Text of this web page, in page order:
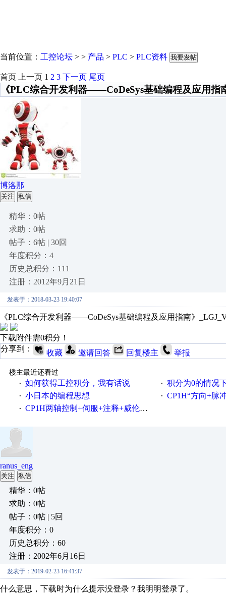
当前位置： 工控论坛 > > 产品 > PLC > PLC资料 我要发帖
首页 上一页 1 2 3 下一页 尾页
《PLC综合开发利器——CoDeSys基础编程及应用指
博洛那
关注 私信
精华：0帖
求助：0帖
帖子：6帖 | 30回
年度积分：4
历史总积分：111
注册：2012年9月21日
发表于：2018-03-23 19:40:07
《PLC综合开发利器——CoDeSys基础编程及应用指南》
下载附件需0积分！
分享到：
收藏 邀请回答 回复楼主 举报
楼主最近还看过
· 如何获得工控积分，我有话说 · 积分为0的情况
· 小日本的编程思想 · CP1H“方向+脉
· CP1H两轴控制+伺服+注释+威伦触屏
ranus_eng
关注 私信
精华：0帖
求助：0帖
帖子：0帖 | 5回
年度积分：0
历史总积分：60
注册：2002年6月16日
发表于：2019-02-23 16:41:37
什么意思，下载时为什么提示没登录？我明明登录了。